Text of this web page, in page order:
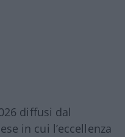
diffusi dal
in cui l’eccellenza